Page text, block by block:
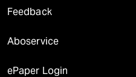
Feedback
Aboservice
ePaper Login